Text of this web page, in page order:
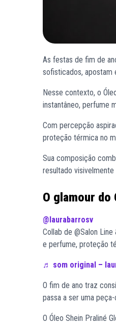
As festas de fim de
sofisticados, apostam
Nesse contexto, o
instantâneo, perfume
Com percepção
proteção térmica no
Sua composição
resultado
O glamour do
@laurabarrosv
Collab de @Salon Line
e perfume, proteção
♬ som original –
O fim de ano traz
passa a ser uma
O Óleo Shein Praliné